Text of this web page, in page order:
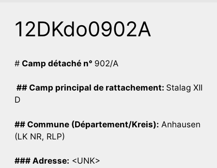
12DKdo0902A
# Camp détaché n° 902/A
## Camp principal de rattachement: Stalag XII
D
## Commune (Département/Kreis): Anhausen
(LK NR, RLP)
### Adresse: <UNK>